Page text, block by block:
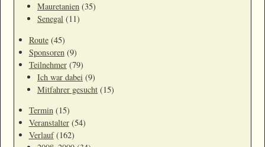
Mauretanien (35)
Senegal (11)
Route(45)
Sponsoren (9)
Teilnehmer(79)
Ich war dabei (9)
Mitfahrer gesucht (15)
Termin(15)
Veranstalter(54)
Verlauf(162)